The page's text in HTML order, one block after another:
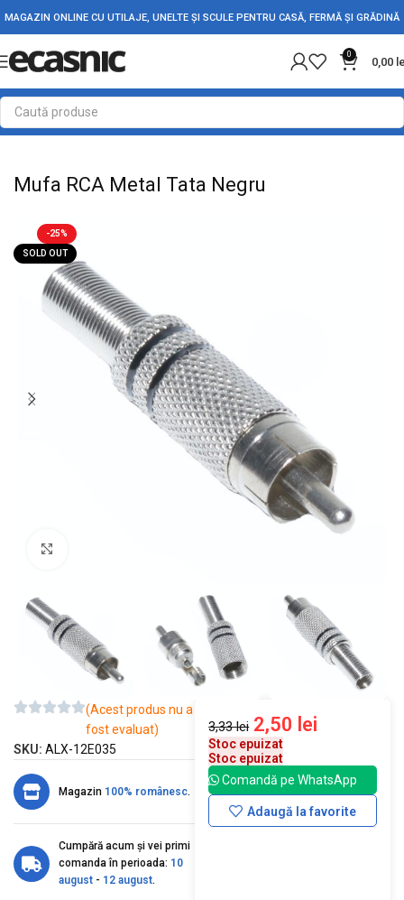
MAGAZIN ONLINE CU UTILAJE, UNELTE ȘI SCULE PENTRU CASĂ, FERMĂ ȘI GRĂDINĂ
0
0,00
Prima pagină Electrice Adaptori Conectori & Mufe
Mufa RCA Metal Tata Negru
-25%
SOLD OUT
(Acest produs nu a
fost evaluat)
SKU: ALX-12E035
Magazin 100% românesc.
Cumpără acum și vei primi
comanda în perioada: 10
august - 12 august.
3,33lei 2,50 lei
Stoc epuizat
Stoc epuizat
Comandă pe WhatsApp
Adaugă la favorite